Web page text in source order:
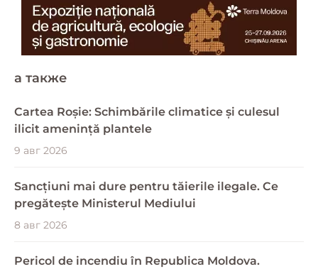
a также
Cartea Roșie: Schimbările climatice și culesul
ilicit amenință plantele
9 авг 2026
Sancțiuni mai dure pentru tăierile ilegale. Ce
pregătește Ministerul Mediului
8 авг 2026
Pericol de incendiu în Republica Moldova.